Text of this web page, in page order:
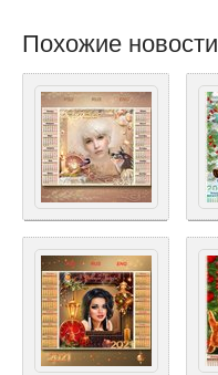
Похожие новости